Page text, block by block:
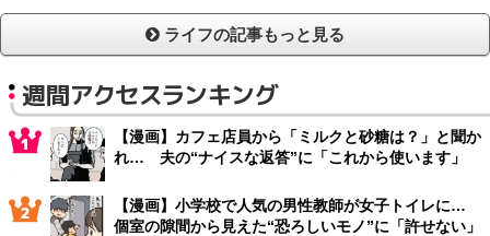
ライフの記事もっと見る
週間アクセスランキング
【漫画】カフェ店員から「ミルクと砂糖は？」と聞か
れ… 夫の“ナイスな返答”に「これから使います」
【漫画】小学校で人気の男性教師が女子トイレに…
個室の隙間から見えた“恐ろしいモノ”に「許せない」